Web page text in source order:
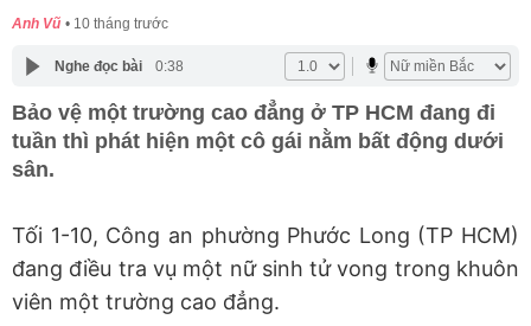
Anh Vũ 10 tháng trước
Nghe đọc bài 0:38
Bảo vệ một trường cao đẳng ở TP HCM đang đi
tuần thì phát hiện một cô gái nằm bất động dưới
sân.
Tối 1-10, Công an phường Phước Long (TP HCM)
đang điều tra vụ một nữ sinh tử vong trong khuôn
viên một trường cao đẳng.